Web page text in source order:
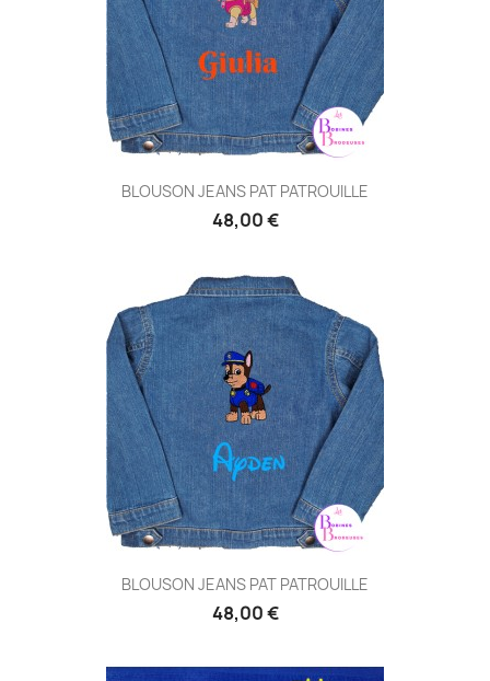
BLOUSON JEANS PAT PATROUILLE
48,00 €
BLOUSON JEANS PAT PATROUILLE
48,00 €